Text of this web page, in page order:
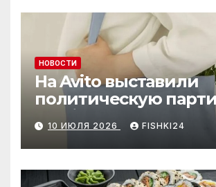
НОВОСТИ
На Avito выставили
политическую
необычный лот
внимание
10 ИЮЛЯ 2026 FISHKI24